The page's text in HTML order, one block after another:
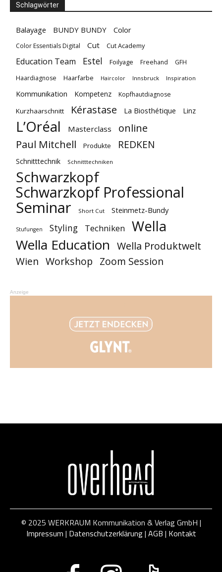
Schlagwörter
Balayage BUNDY BUNDY Color
Color Essentials Digital Cut Cut Academy
Education Team Estel Foilyage Freehand
GFH
Haardiagnose
Haarfarbe Haircolor Innsbruck Inspiration
Kommunikation Kompetenz Kopfhautdiagnose
Kurzhaarschnitt Kérastase La Biosthétique Linz
L’Oréal Masterclass online
Paul Mitchell Produkte REDKEN
Schnitttechnik Schnitttechniken
Schwarzkopf
Schwarzkopf Professional
Seminar Short Cut Steinmetz-Bundy
Stufungen Styling Techniken Wella
Wella Education Wella Produktwelt
Wien Workshop Zoom Session
Anzeige
© 2025 WERKRAUM Kommunikation & Verlag GmbH |
Impressum | Datenschutzerklärung| AGB | Kontakt